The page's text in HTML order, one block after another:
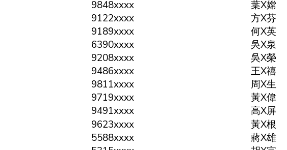
9848xxxx
葉X嫦
9122xxxx
方X芬
9189xxxx
何X英
6390xxxx
吳X泉
9208xxxx
吳X榮
9486xxxx
王X禧
9811xxxx
周X生
9719xxxx
黃X偉
9491xxxx
高X屏
9623xxxx
黃X根
5588xxxx
蔣X雄